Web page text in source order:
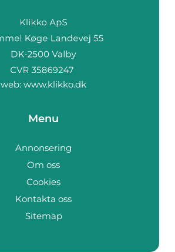
web: www.klikko.dk
Menu
Annonsering
Om oss
Cookies
Kontakta oss
Sitemap